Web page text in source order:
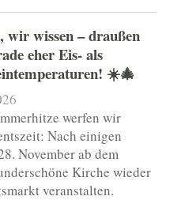
wissen – draußen
eher Eis- als
☀️🎄
werfen wir
Nach einigen
November ab dem
Kirche wieder
veranstalten.